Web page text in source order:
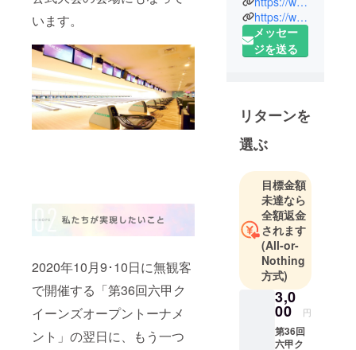
います。
2020年10月9･10日に無観客
で開催する「第36回六甲ク
イーンズオープントーナメ
ント」の翌日に、もう一つ
（昭和47
年）に誕生
したボウリ
ご年配の方
まで地元の
幅広い年齢
層のお客様
に親しまれ
る反面、
数々の公式
大会やプロ
ボウラー資
格取得試験
の会場など
に利用さ
れ、西の名
門として知
https://www.facebook.com/rokkobowl/
メッセー
ジを送る
リターンを
選ぶ
目標金額
未達なら
全額返金
されます
(All-or-
Nothing
方式)
3,0
00 円
第36回
六甲ク